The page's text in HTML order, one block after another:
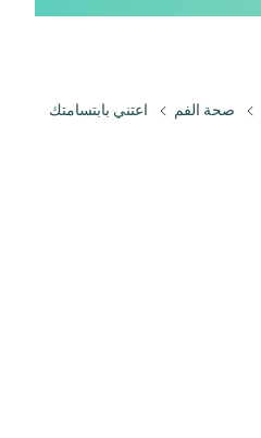
صحة الفم اعتني بابتسامتك